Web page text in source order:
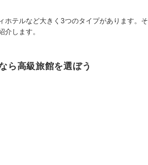
ホテルなど大きく3つのタイプがあります。そ
します。
ら高級旅館を選ぼう